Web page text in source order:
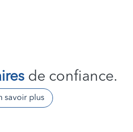
de confiance.
savoir plus